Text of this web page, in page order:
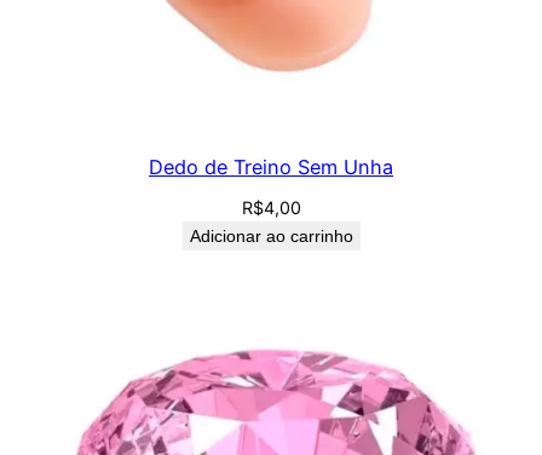
Dedo de Treino Sem Unha
R$4,00
Adicionar ao carrinho